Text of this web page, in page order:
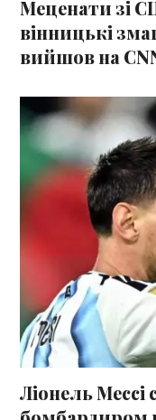
Меценати зі
вінницькі
вийшов на
Ліонель